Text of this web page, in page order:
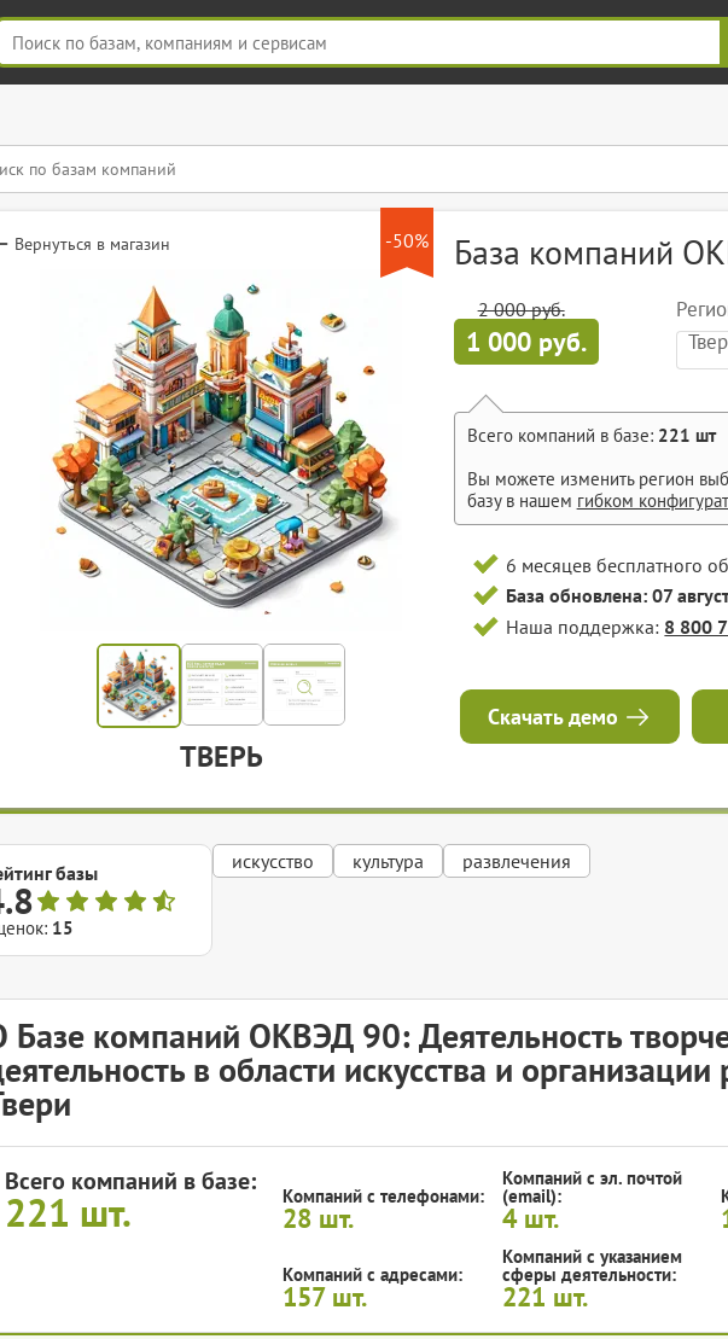
-50%
Вернуться в магазин
ТВЕРЬ
База компаний
2 000 руб.
1 000 руб.
Всего компаний в базе: 221 шт
Вы можете изменить регион
базу в нашем гибком
6 месяцев бесплатного
База обновлена: 07
Наша поддержка: 8 800
Скачать демо
базы
15
искусство культура развлечения
Базе компаний ОКВЭД 90: Деятельность
в области искусства и организации
Всего компаний в базе:
221 шт. Компаний с телефонами:
28 шт.
Компаний с эл. почтой
(email):
4 шт.
Компаний с адресами:
157 шт.
Компаний с указанием
сферы деятельности:
221 шт.